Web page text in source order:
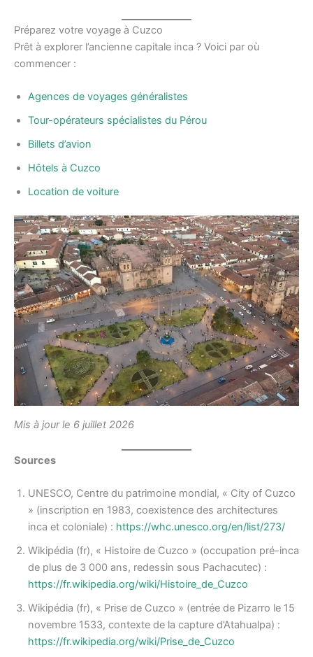
Préparez votre voyage à Cuzco
Prêt à explorer l’ancienne capitale inca ? Voici par où
commencer :
Agences de voyages généralistes
Tour-opérateurs spécialistes du Pérou
Billets d’avion
Hôtels à Cuzco
Location de voiture
Mis à jour le 6 juillet 2026
Sources
UNESCO, Centre du patrimoine mondial, « City of Cuzco
» (inscription en 1983, coexistence des architectures
inca et coloniale) : https://whc.unesco.org/en/list/273/
Wikipédia (fr), « Histoire de Cuzco » (occupation pré-inca
de plus de 3 000 ans, redessin sous Pachacutec) :
https://fr.wikipedia.org/wiki/Histoire_de_Cuzco
Wikipédia (fr), « Prise de Cuzco » (entrée de Pizarro le 15
novembre 1533, contexte de la capture d’Atahualpa) :
https://fr.wikipedia.org/wiki/Prise_de_Cuzco